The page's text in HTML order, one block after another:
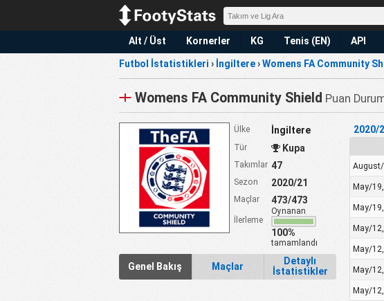
Alt / Üst Kornerler KG Tenis (EN) API
Futbol İstatistikleri › İngiltere›Womens FA Community
Womens FA Community Shield Puan
Ülke İngiltere
Tür Kupa
Takımlar 47
Sezon 2020/21
Maçlar 473/473
Oynanan
İlerleme
100%
tamamlandı
Genel Bakış Maçlar
Detaylı
İstatistikler
2020/